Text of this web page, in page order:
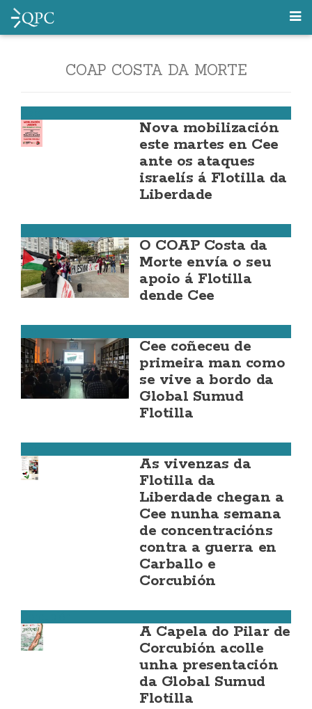
COAP COSTA DA MORTE
Nova mobilización
este martes en Cee
ante os ataques
israelís á Flotilla da
Liberdade
O COAP Costa da
Morte envía o seu
apoio á Flotilla
dende Cee
Cee coñeceu de
primeira man como
se vive a bordo da
Global Sumud
Flotilla
As vivenzas da
Flotilla da
Liberdade chegan a
Cee nunha semana
de concentracións
contra a guerra en
Carballo e
Corcubión
A Capela do Pilar de
Corcubión acolle
unha presentación
da Global Sumud
Flotilla